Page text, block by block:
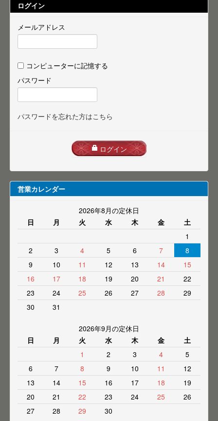
ログイン
メールアドレス
コンピューターに記憶する
パスワード
パスワードを忘れた方はこちら
ログイン
営業カレンダー
2026年8月の定休日
日
月 火 水 木 金
土
1
2
3 4 5 6 7
8
9
10 11 12 13 14
15
16
17 18 19 20 21
22
23
24 25 26 27 28
29
30
31
2026年9月の定休日
日
月 火 水 木 金
土
1
2 3 4
5
6
7 8 9 10 11
12
13
14 15 16 17 18
19
20
21 22 23 24 25
26
27
28 29 30